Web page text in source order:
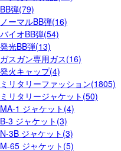
BB弾(79)
ノーマルBB弾(16)
バイオBB弾(54)
発光BB弾(13)
ガスガン専用ガス(16)
発火キャップ(4)
ミリタリーファッション(1805)
ミリタリージャケット(50)
MA-1 ジャケット(4)
B-3 ジャケット(3)
N-3B ジャケット(3)
M-65 ジャケット(5)